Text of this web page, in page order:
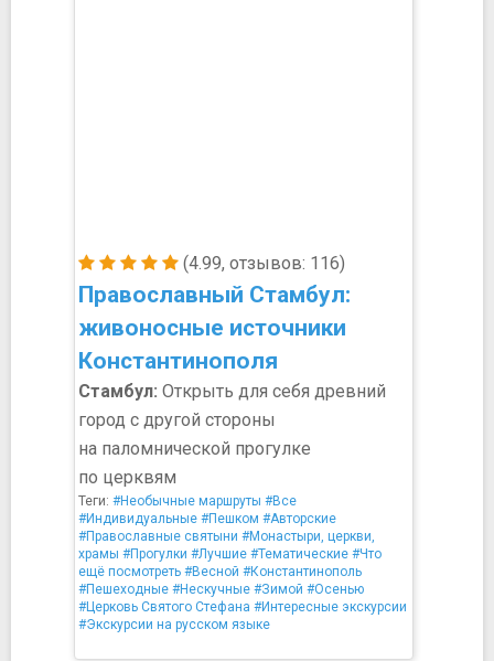
(4.99, отзывов: 116)
Православный Стамбул:
живоносные источники
Константинополя
Стамбул: Открыть для себя древний
город с другой стороны
на паломнической прогулке
по церквям
Теги: #Необычные маршруты #Все
#Индивидуальные #Пешком #Авторские
#Православные святыни #Монастыри, церкви,
храмы #Прогулки #Лучшие #Тематические #Что
ещё посмотреть #Весной #Константинополь
#Пешеходные #Нескучные #Зимой #Осенью
#Церковь Святого Стефана #Интересные экскурсии
#Экскурсии на русском языке